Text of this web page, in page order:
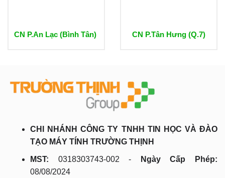
CN P.An Lạc (Bình Tân) CN P.Tân Hưng (Q.7)
CHI NHÁNH CÔNG TY TNHH TIN HỌC VÀ ĐÀO
TẠO MÁY TÍNH TRƯỜNG THỊNH
MST: 0318303743-002 -
Ngày Cấp Phép:
08/08/2024